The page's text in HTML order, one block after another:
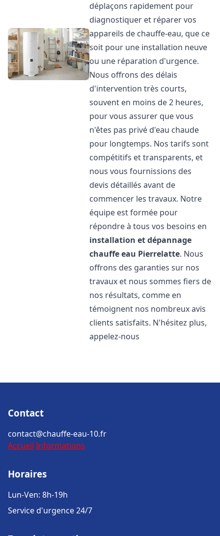
déplaçons rapidement pour
diagnostiquer et réparer vos
appareils de chauffe-eau, que ce
soit pour une installation neuve
ou une réparation d'urgence.
Nous offrons des délais
d'intervention très courts,
souvent en moins de 2 heures,
pour vous assurer que vous
n'êtes pas privé d'eau chaude
pour longtemps. Nos tarifs sont
compétitifs et transparents, et
nous vous fournissions des
devis détaillés avant de
commencer les travaux. Notre
équipe est formée pour
répondre à tous vos besoins en
installation et dépannage
chauffe eau Pierrelatte. Nous
offrons des garanties sur nos
travaux et nous sommes fiers de
nos résultats, comme en
témoignent nos nombreux avis
clients satisfaits. N'hésitez plus,
appelez-nous
Contact
contact@chauffe-eau-10.fr
Accueil Informations
Horaires
Lun-Ven: 8h-19h
Service d'urgence 24/7